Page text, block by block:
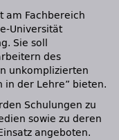
am Fachbereich
Universität
Sie soll
des
unkomplizierten
in der Lehre” bieten.
Schulungen zu
sowie zu deren
angeboten.